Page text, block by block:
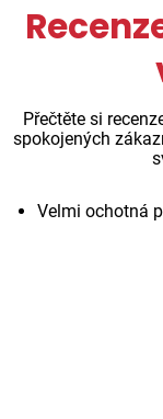
Přečtěte si
spokojených
Velmi ochotná